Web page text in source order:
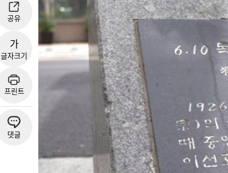
공유
가
글자크기
프린트
댓글